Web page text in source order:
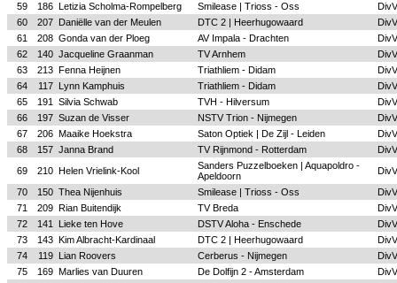
59
186 Letizia Scholma-Rompelberg Smilease | Trioss - Oss
DivV
60
207 Daniëlle van der Meulen DTC 2 | Heerhugowaard
DivV
61
208 Gonda van der Ploeg AV Impala - Drachten
DivV
62
140 Jacqueline Graanman TV Arnhem
DivV
63
213 Fenna Heijnen Triathliem - Didam
DivV
64
117 Lynn Kamphuis Triathliem - Didam
DivV
65
191 Silvia Schwab TVH - Hilversum
DivV
66
197 Suzan de Visser NSTV Trion - Nijmegen
DivV
67
206 Maaike Hoekstra Saton Optiek | De Zijl - Leiden
DivV
68
157 Janna Brand TV Rijnmond - Rotterdam
DivV
69
210 Helen Vrielink-Kool
Sanders Puzzelboeken | Aquapoldro -
Apeldoorn
DivV
70
150 Thea Nijenhuis Smilease | Trioss - Oss
DivV
71
209 Rian Buitendijk TV Breda
DivV
72
141 Lieke ten Hove DSTV Aloha - Enschede
DivV
73
143 Kim Albracht-Kardinaal DTC 2 | Heerhugowaard
DivV
74
119 Lian Roovers Cerberus - Nijmegen
DivV
75
169 Marlies van Duuren De Dolfijn 2 - Amsterdam
DivV